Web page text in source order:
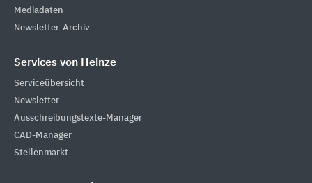
Mediadaten
Newsletter-Archiv
Services von Heinze
Serviceübersicht
Newsletter
Ausschreibungstexte-Manager
CAD-Manager
Stellenmarkt